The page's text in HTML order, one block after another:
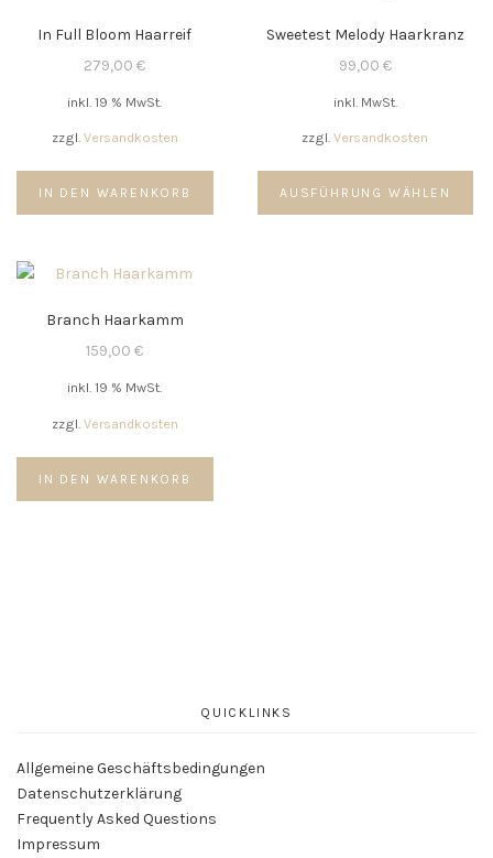
In Full Bloom Haarreif
279,00€
inkl. 19 % MwSt.
zzgl. Versandkosten
IN DEN WARENKORB
Sweetest Melody Haarkranz
99,00 €
inkl. MwSt.
zzgl.Versandkosten
AUSFÜHRUNG WÄHLEN
Branch Haarkamm
159,00€
inkl. 19 % MwSt.
zzgl. Versandkosten
IN DEN WARENKORB
QUICKLINKS
Allgemeine Geschäftsbedingungen
Datenschutzerklärung
Frequently Asked Questions
Impressum